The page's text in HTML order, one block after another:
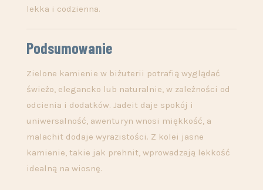
lekka i codzienna.
Podsumowanie
Zielone kamienie w biżuterii potrafią wyglądać
świeżo, elegancko lub naturalnie, w zależności od
odcienia i dodatków. Jadeit daje spokój i
uniwersalność, awenturyn wnosi miękkość, a
malachit dodaje wyrazistości. Z kolei jasne
kamienie, takie jak prehnit, wprowadzają lekkość
idealną na wiosnę.